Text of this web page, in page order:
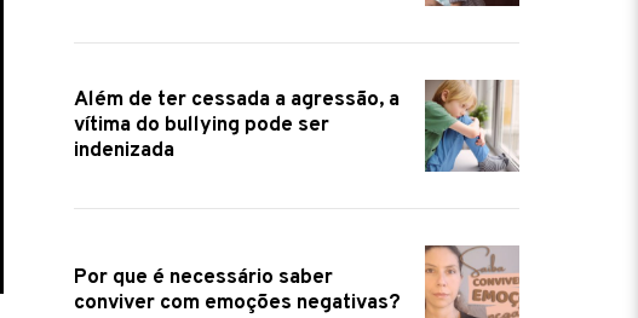
Além de ter cessada a agressão, a
vítima do bullying pode ser
indenizada
Por que é necessário saber
conviver com emoções negativas?